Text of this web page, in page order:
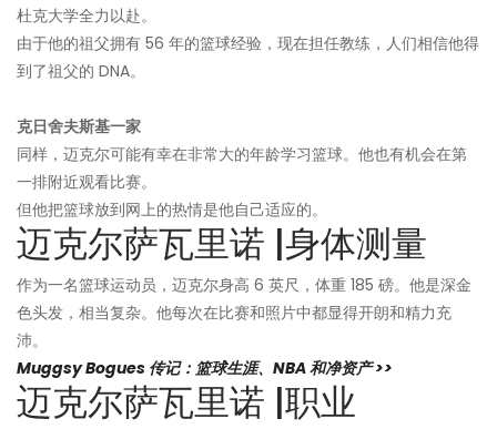
杜克大学全力以赴。
由于他的祖父拥有 56 年的篮球经验，现在担任教练，人们相信他得
到了祖父的 DNA。
克日舍夫斯基一家
同样，迈克尔可能有幸在非常大的年龄学习篮球。他也有机会在第
一排附近观看比赛。
但他把篮球放到网上的热情是他自己适应的。
迈克尔萨瓦里诺 |身体测量
作为一名篮球运动员，迈克尔身高 6 英尺，体重 185 磅。他是深金
色头发，相当复杂。他每次在比赛和照片中都显得开朗和精力充
沛。
Muggsy Bogues 传记：篮球生涯、NBA 和净资产 >>
迈克尔萨瓦里诺 |职业